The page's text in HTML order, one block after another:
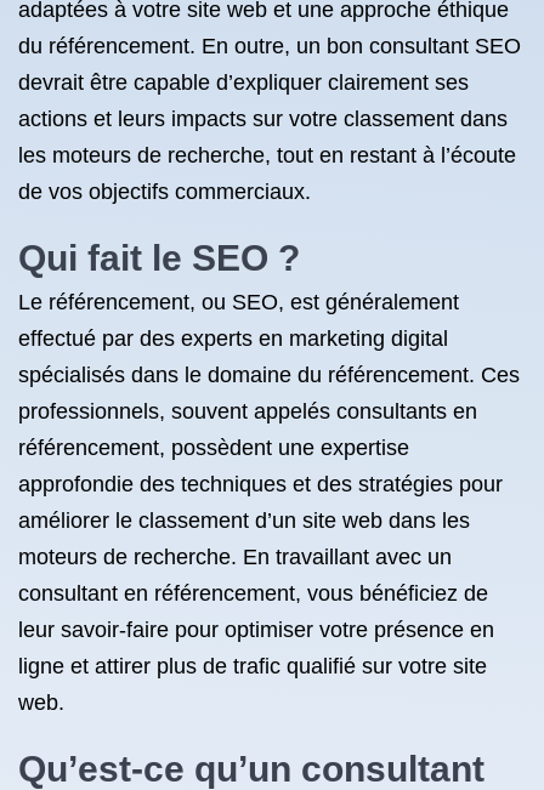
adaptées à votre site web et une approche éthique
du référencement. En outre, un bon consultant SEO
devrait être capable d’expliquer clairement ses
actions et leurs impacts sur votre classement dans
les moteurs de recherche, tout en restant à l’écoute
de vos objectifs commerciaux.
Qui fait le SEO ?
Le référencement, ou SEO, est généralement
effectué par des experts en marketing digital
spécialisés dans le domaine du référencement. Ces
professionnels, souvent appelés consultants en
référencement, possèdent une expertise
approfondie des techniques et des stratégies pour
améliorer le classement d’un site web dans les
moteurs de recherche. En travaillant avec un
consultant en référencement, vous bénéficiez de
leur savoir-faire pour optimiser votre présence en
ligne et attirer plus de trafic qualifié sur votre site
web.
Qu’est-ce qu’un consultant